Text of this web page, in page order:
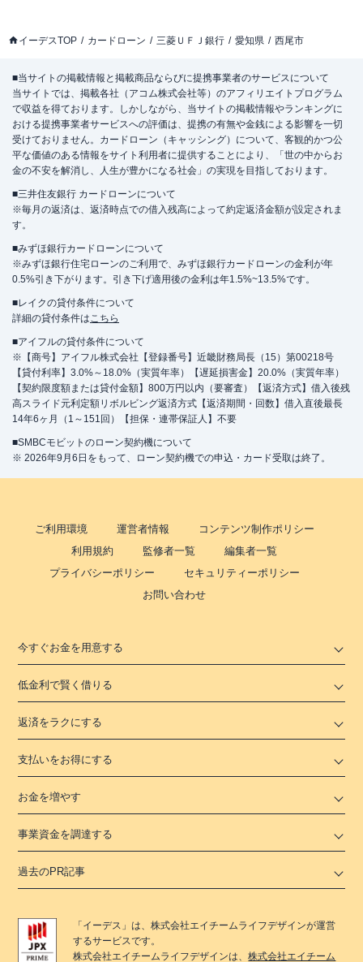
イーデスTOP カードローン 三菱ＵＦＪ銀行 愛知県 西尾市
■当サイトの掲載情報と掲載商品ならびに提携事業者のサービスについて
当サイトでは、掲載各社（アコム株式会社等）のアフィリエイトプログラム
で収益を得ております。しかしながら、当サイトの掲載情報やランキングに
おける提携事業者サービスへの評価は、提携の有無や金銭による影響を一切
受けておりません。カードローン（キャッシング）について、客観的かつ公
平な価値のある情報をサイト利用者に提供することにより、「世の中からお
金の不安を解消し、人生が豊かになる社会」の実現を目指しております。
■三井住友銀行 カードローンについて
※毎月の返済は、返済時点での借入残高によって約定返済金額が設定されま
す。
■みずほ銀行カードローンについて
※みずほ銀行住宅ローンのご利用で、みずほ銀行カードローンの金利が年
0.5%引き下がります。引き下げ適用後の金利は年1.5%~13.5%です。
■レイクの貸付条件について
詳細の貸付条件はこちら
■アイフルの貸付条件について
※【商号】アイフル株式会社【登録番号】近畿財務局長（15）第00218号
【貸付利率】3.0%～18.0%（実質年率）【遅延損害金】20.0%（実質年率）
【契約限度額または貸付金額】800万円以内（要審査）【返済方式】借入後残
高スライド元利定額リボルビング返済方式【返済期間・回数】借入直後最長
14年6ヶ月（1～151回）【担保・連帯保証人】不要
■SMBCモビットのローン契約機について
※ 2026年9月6日をもって、ローン契約機での申込・カード受取は終了。
ご利用環境 運営者情報
コンテンツ制作ポリシー
利用規約
監修者一覧
編集者一覧
プライバシーポリシー
セキュリティーポリシー
お問い合わせ
今すぐお金を用意する
低金利で賢く借りる
返済をラクにする
支払いをお得にする
お金を増やす
事業資金を調達する
過去のPR記事
「 イーデス 」は、株式会社エイチームライフデザインが運営
するサービスです。
株式会社エイチームライフデザインは、株式会社エイチーム